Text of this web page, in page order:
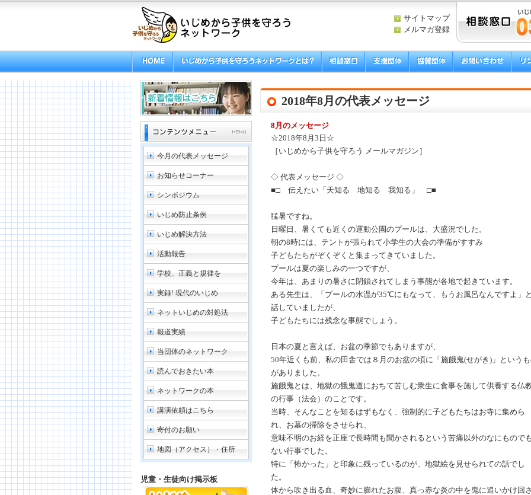
サイトマップ
メルマガ登録
今月の代表メッセージ
お知らせコーナー
シンポジウム
いじめ防止条例
いじめ解決方法
活動報告
学校、正義と規律を
実録! 現代のいじめ
ネットいじめの対処法
報道実績
当団体のネットワーク
読んでおきたい本
ネットワークの本
講演依頼はこちら
寄付のお願い
地図（アクセス）・住所
児童・生徒向け掲示板
2018年8月の代表メッセージ
8月のメッセージ
☆2018年8月3日☆
［いじめから子供を守ろう メールマガジン］
◇ 代表メッセージ ◇
■□ 伝えたい「天知る 地知る 我知る」 □■
猛暑ですね。
日曜日、暑くても近くの運動公園のプールは、大盛況でした。
朝の8時には、テントが張られて小学生の大会の準備がすすみ
子どもたちがぞくぞくと集まってきていました。
プールは夏の楽しみの一つですが、
今年は、あまりの暑さに閉鎖されてしまう事態が各地で起きています。
ある先生は、「プールの水温が35℃にもなって、もうお風呂なんですよ」と
話していましたが、
子どもたちには残念な事態でしょう。
日本の夏と言えば、お盆の季節でもありますが、
50年近くも前、私の田舎では８月のお盆の頃に「施餓鬼(せがき)」という
がありました。
施餓鬼とは、地獄の餓鬼道におちて苦しむ衆生に食事を施して供養する仏
の行事（法会）のことです。
当時、そんなことを知るはずもなく、強制的に子どもたちはお寺に集めら
れ、お墓の掃除をさせられ、
意味不明のお経を正座で長時間も聞かされるという苦痛以外のなにものでも
ない行事でした。
特に「怖かった」と印象に残っているのが、地獄絵を見せられての話でし
た。
体から吹き出る血、奇妙に膨れたお腹、真っ赤な炎の中を鬼に追いかけ回さ